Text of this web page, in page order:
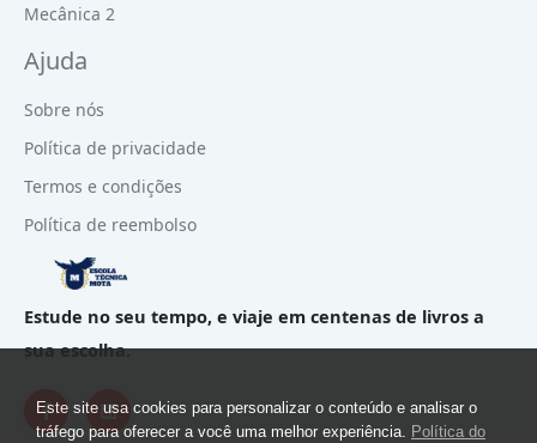
Este site usa cookies para personalizar o conteúdo e analisar o
tráfego para oferecer a você uma melhor experiência. Política do
Mecânica 2
Ajuda
Sobre nós
Política de privacidade
Termos e condições
Política de reembolso
Estude no seu tempo, e viaje em centenas de livros a
sua escolha.